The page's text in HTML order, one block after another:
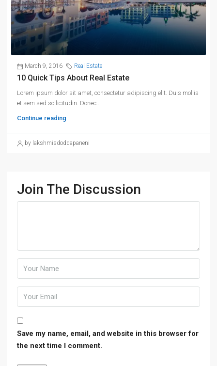
March 9, 2016 Real Estate
10 Quick Tips About Real Estate
Lorem ipsum dolor sit amet, consectetur adipiscing elit. Duis mollis
et sem sed sollicitudin. Donec...
Continue reading
by lakshmisdoddapaneni
Join The Discussion
Save my name, email, and website in this browser for
the next time I comment.